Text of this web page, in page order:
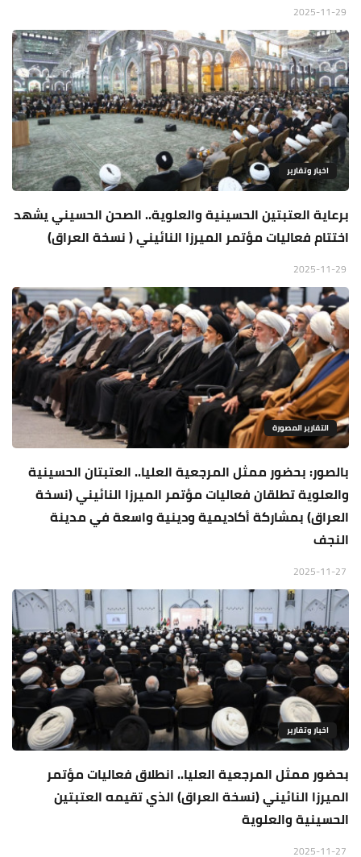
اخبار وتقارير
برعاية العتبتين الحسينية والعلوية.. الصحن الحسيني يشهد
اختتام فعاليات مؤتمر الميرزا النائيني ( نسخة العراق)
التقارير المصورة
بالصور: بحضور ممثل المرجعية العليا.. العتبتان الحسينية
والعلوية تطلقان فعاليات مؤتمر الميرزا النائيني (نسخة
العراق) بمشاركة أكاديمية ودينية واسعة في مدينة
النجف
اخبار وتقارير
بحضور ممثل المرجعية العليا.. انطلاق فعاليات مؤتمر
الميرزا النائيني (نسخة العراق) الذي تقيمه العتبتين
الحسينية والعلوية